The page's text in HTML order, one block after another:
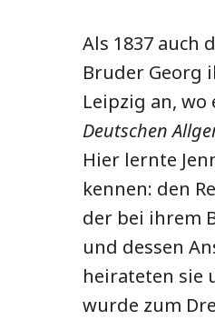
Als 1837 auch
Bruder Georg
Leipzig an, wo
Deutschen
Hier lernte
kennen: den
der bei ihrem
und dessen
heirateten sie
wurde zum